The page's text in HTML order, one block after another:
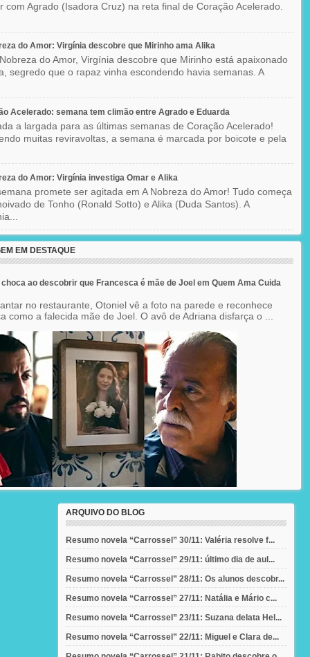
com Agrado (Isadora Cruz) na reta final de Coração Acelerado.
do Amor: Virgínia descobre que Mirinho ama Alika
do Amor, Virgínia descobre que Mirinho está apaixonado
segredo que o rapaz vinha escondendo havia semanas. A
Acelerado: semana tem climão entre Agrado e Eduarda
a largada para as últimas semanas de Coração Acelerado!
muitas reviravoltas, a semana é marcada por boicote e pela
do Amor: Virgínia investiga Omar e Alika
promete ser agitada em A Nobreza do Amor! Tudo começa
de Tonho (Ronald Sotto) e Alika (Duda Santos). A
EM DESTAQUE
ao descobrir que Francesca é mãe de Joel em Quem Ama Cuida
no restaurante, Otoniel vê a foto na parede e reconhece
como a falecida mãe de Joel. O avô de Adriana disfarça o ...
ARQUIVO DO BLOG
Resumo novela “Carrossel” 30/11: Valéria resolve f...
Resumo novela “Carrossel” 29/11: último dia de aul...
Resumo novela “Carrossel” 28/11: Os alunos descobr...
Resumo novela “Carrossel” 27/11: Natália e Mário c...
Resumo novela “Carrossel” 23/11: Suzana delata Hel...
Resumo novela “Carrossel” 22/11: Miguel e Clara de...